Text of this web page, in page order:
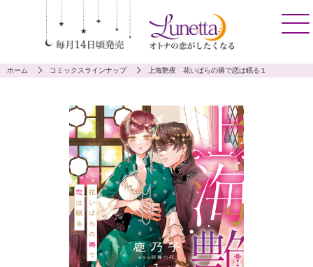
ホーム コミックスラインナップ 上海艶夜 花いばらの褥で恋は眠る１